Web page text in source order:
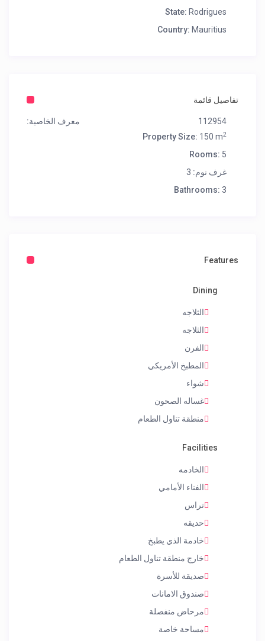
State: Rodrigues
Country: Mauritius
تفاصيل قائمة
معرف الخاصية:
112954
Property Size: 150 m2
Rooms: 5
غرف نوم:
Bathrooms: 3
Features
Dining
الثلاجه
الثلاجه
الفرن
المطبخ الأمريكي
شواء
غساله الصحون
منطقة تناول الطعام
Facilities
الخادمه
الفناء الأمامي
تراس
حديقه
خادمة الذي يطبخ
خارج منطقة تناول الطعام
صديقة للأسرة
صندوق الامانات
مرحاض منفصلة
مساحة خاصة